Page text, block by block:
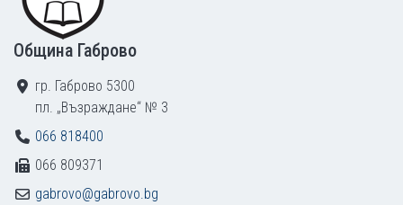
Община Габрово
гр. Габрово 5300
пл. „Възраждане“ № 3
066 818400
066 809371
gabrovo@gabrovo.bg